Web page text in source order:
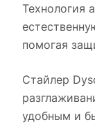
Технология
помогая
Стайлер
удобным и